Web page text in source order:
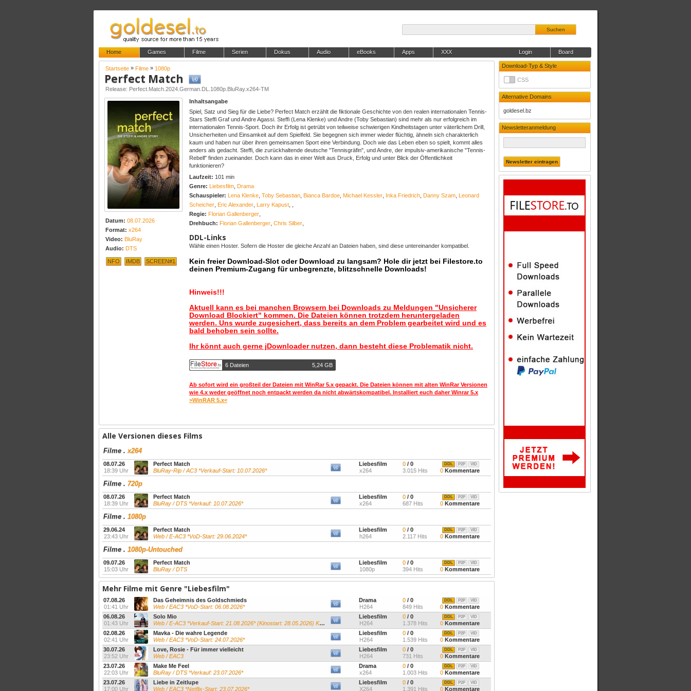
Suchen
Home Games Filme Serien Dokus Audio eBooks Apps XXX Board
Login
Download-Typ & Style
CSS
Alternative Domains
goldesel.bz
Newsletteranmeldung
Startseite » Filme » 1080p
Perfect Match
Release: Perfect.Match.2024.German.DL.1080p.BluRay.x264-TM
Datum: 08.07.2026
Format: x264
Video: BluRay
Audio: DTS
NFO IMDB SCREEN#1
Inhaltsangabe
Spiel, Satz und Sieg für die Liebe? Perfect Match erzählt die fiktionale Geschichte von den realen internationalen Tennis-
Stars Steffi Graf und Andre Agassi. Steffi (Lena Klenke) und Andre (Toby Sebastian) sind mehr als nur erfolgreich im
internationalen Tennis-Sport. Doch ihr Erfolg ist getrübt von teilweise schwierigen Kindheitstagen unter väterlichem Drill,
Unsicherheiten und Einsamkeit auf dem Spielfeld. Sie begegnen sich immer wieder flüchtig, ähneln sich charakterlich
kaum und haben nur über ihren gemeinsamen Sport eine Verbindung. Doch wie das Leben eben so spielt, kommt alles
anders als gedacht. Steffi, die zurückhaltende deutsche "Tennisgräfin", und Andre, der impulsiv-amerikanische "Tennis-
Rebell" finden zueinander. Doch kann das in einer Welt aus Druck, Erfolg und unter Blick der Öffentlichkeit
funktionieren?
Laufzeit: 101 min
Genre: Liebesfilm Drama
Schauspieler: Lena Klenke Toby Sebastian Bianca Bardoe Michael Kessler Inka Friedrich Danny Szam Leonard
Scheicher Eric Alexander Larry Kapust
Regie: Florian Gallenberger
Drehbuch: Florian Gallenberger Chris Silber
DDL-Links
Wähle einen Hoster. Sofern die Hoster die gleiche Anzahl an Dateien haben, sind diese untereinander kompatibel.
Kein freier Download-Slot oder Download zu langsam? Hole dir jetzt bei Filestore.to
deinen Premium-Zugang für unbegrenzte, blitzschnelle Downloads!
Hinweis!!!
Aktuell kann es bei manchen Browsern bei Downloads zu Meldungen "Unsicherer
Download Blockiert" kommen. Die Dateien können trotzdem heruntergeladen
werden. Uns wurde zugesichert, dass bereits an dem Problem gearbeitet wird und es
bald behoben sein sollte.
Ihr könnt auch gerne jDownloader nutzen, dann besteht diese Problematik nicht.
6 Dateien 5,24 GB
Ab sofort wird ein großteil der Dateien mit WinRar 5.x gepackt. Die Dateien können mit alten WinRar Versionen
wie 4.x weder geöffnet noch entpackt werden da nicht abwärtskompatibel. Installiert euch daher Winrar 5.x
>WinRAR 5.x<
Alle Versionen dieses Films
Filme .x264
08.07.26
18:39 Uhr
Perfect Match
BluRay-Rip / AC3 *Verkauf-Start: 10.07.2026*
Liebesfilm
x264
0 / 0
3.015 Hits
VID
P2P
DDL
0 Kommentare
Filme . 720p
08.07.26
18:39 Uhr
Perfect Match
BluRay / DTS *Verkauf: 10.07.2026*
Liebesfilm
x264
0 / 0
687 Hits
VID
P2P
DDL
0 Kommentare
Filme . 1080p
29.06.24
23:43 Uhr
Perfect Match
Web / E-AC3 *VoD-Start: 29.06.2024*
Liebesfilm
h264
0 / 0
2.117 Hits
VID
P2P
DDL
0 Kommentare
Filme . 1080p-Untouched
09.07.26
15:03 Uhr
Perfect Match
BluRay / DTS
Liebesfilm
1080p
0 / 0
394 Hits
VID
P2P
DDL
0 Kommentare
Mehr Filme mit Genre "Liebesfilm"
07.08.26
01:41 Uhr
Das Geheimnis des Goldschmieds
Web / EAC3 *VoD-Start: 06.08.2026*
Drama
H264
0 / 0
849 Hits
VID
P2P
DDL
0 Kommentare
06.08.26
01:43 Uhr
Solo Mio
Web / E-AC3 *Verkauf-Start: 21.08.2026* (Kinostart: 28.05.2026) Kevin James...
Liebesfilm
H264
0 / 0
1.378 Hits
VID
P2P
DDL
0 Kommentare
02.08.26
02:41 Uhr
Mavka - Die wahre Legende
Web / EAC3 *VoD-Start: 24.07.2026*
Liebesfilm
H264
0 / 0
1.539 Hits
VID
P2P
DDL
0 Kommentare
30.07.26
23:52 Uhr
Love, Rosie - Für immer vielleicht
Web / EAC3
Liebesfilm
H264
0 / 0
731 Hits
VID
P2P
DDL
0 Kommentare
23.07.26
22:03 Uhr
Make Me Feel
BluRay / DTS *Verkauf: 23.07.2026*
Drama
x264
0 / 0
1.003 Hits
VID
P2P
DDL
0 Kommentare
23.07.26
17:00 Uhr
Liebe in Zeitlupe
Web / EAC3 *Netflix-Start: 23.07.2026*
Liebesfilm
X264
0 / 0
1.391 Hits
VID
P2P
DDL
0 Kommentare